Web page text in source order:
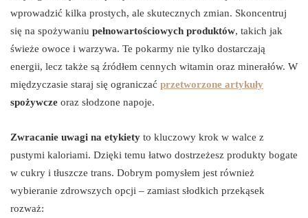
wprowadzić kilka prostych, ale skutecznych zmian. Skoncentruj
się na spożywaniu pełnowartościowych produktów, takich jak
świeże owoce i warzywa. Te pokarmy nie tylko dostarczają
energii, lecz także są źródłem cennych witamin oraz minerałów. W
międzyczasie staraj się ograniczać przetworzone artykuły
spożywcze oraz słodzone napoje.
Zwracanie uwagi na etykiety to kluczowy krok w walce z
pustymi kaloriami. Dzięki temu łatwo dostrzeżesz produkty bogate
w cukry i tłuszcze trans. Dobrym pomysłem jest również
wybieranie zdrowszych opcji – zamiast słodkich przekąsek
rozważ: